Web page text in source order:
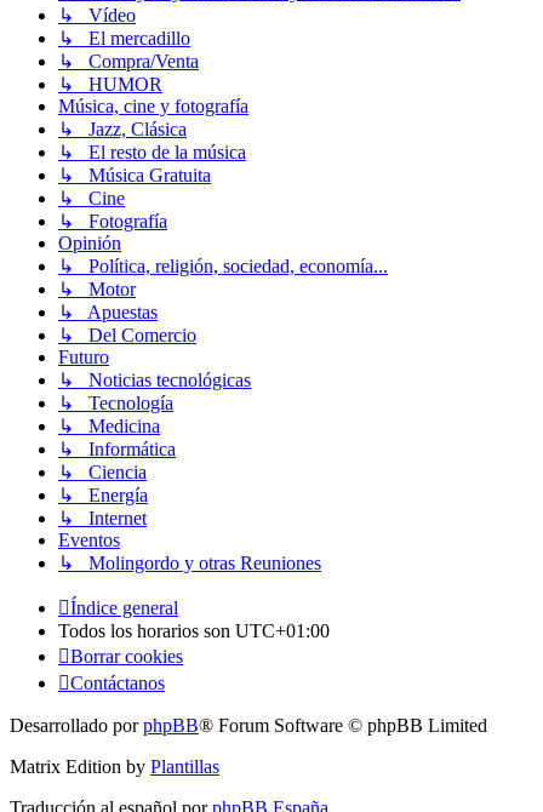
↳ Vídeo
↳ El mercadillo
↳ Compra/Venta
↳ HUMOR
Música, cine y fotografía
↳ Jazz, Clásica
↳ El resto de la música
↳ Música Gratuita
↳ Cine
↳ Fotografía
Opinión
↳ Política, religión, sociedad, economía...
↳ Motor
↳ Apuestas
↳ Del Comercio
Futuro
↳ Noticias tecnológicas
↳ Tecnología
↳ Medicina
↳ Informática
↳ Ciencia
↳ Energía
↳ Internet
Eventos
↳ Molingordo y otras Reuniones
Índice general
Todos los horarios son UTC+01:00
Borrar cookies
Contáctanos
Desarrollado porphpBB® Forum Software © phpBB Limited
Matrix Edition by Plantillas